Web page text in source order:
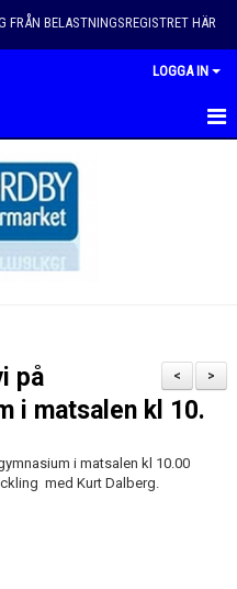
FRÅN BELASTNINGSREGISTRET HÄR
LOGGA IN
>
<
på
i matsalen kl 10.
i matsalen kl 10.00
med Kurt Dalberg.